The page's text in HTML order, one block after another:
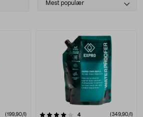
Mest populær
(199,90/l) 4anmeldelser (349,90/l)